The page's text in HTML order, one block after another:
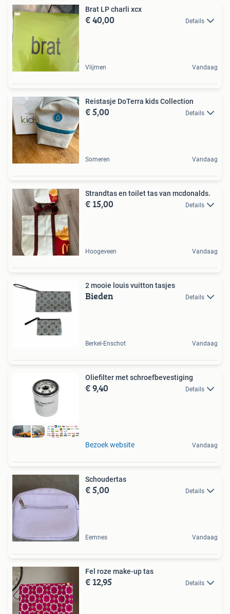
Brat LP charli xcx
€ 40,00 Details
Vlijmen Vandaag
Reistasje DoTerra kids Collection
€ 5,00 Details
Someren Vandaag
Strandtas en toilet tas van mcdonalds.
€ 15,00 Details
Hoogeveen Vandaag
2 mooie louis vuitton tasjes
Bieden Details
Berkel-Enschot Vandaag
Oliefilter met schroefbevestiging
€ 9,40 Details
Bezoek website Vandaag
Schoudertas
€ 5,00 Details
Eemnes Vandaag
Fel roze make-up tas
€ 12,95 Details